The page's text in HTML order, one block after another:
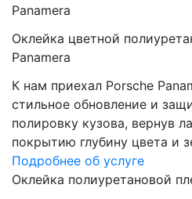
Panamera
Оклейка цветной
Panamera
К нам приехал Porsche
стильное обновление и
полировку кузова, вернув
покрытию глубину цвета и
Подробнее об услуге
Оклейка полиуретановой